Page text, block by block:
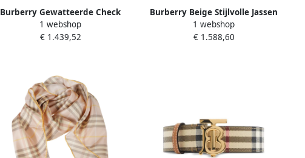
Burberry Gewatteerde Check
Outerwear Jas Beige Dames
1 webshop
€ 1.439,52
Burberry Beige Stijlvolle Jassen
Beige Dames
1 webshop
€ 1.588,60